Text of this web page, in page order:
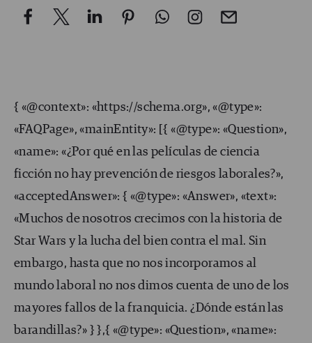
{ «@context»: «https://schema.org», «@type»:
«FAQPage», «mainEntity»: [{ «@type»: «Question»,
«name»: «¿Por qué en las películas de ciencia
ficción no hay prevención de riesgos laborales?»,
«acceptedAnswer»: { «@type»: «Answer», «text»:
«Muchos de nosotros crecimos con la historia de
Star Wars y la lucha del bien contra el mal. Sin
embargo, hasta que no nos incorporamos al
mundo laboral no nos dimos cuenta de uno de los
mayores fallos de la franquicia. ¿Dónde están las
barandillas?» } },{ «@type»: «Question», «name»: